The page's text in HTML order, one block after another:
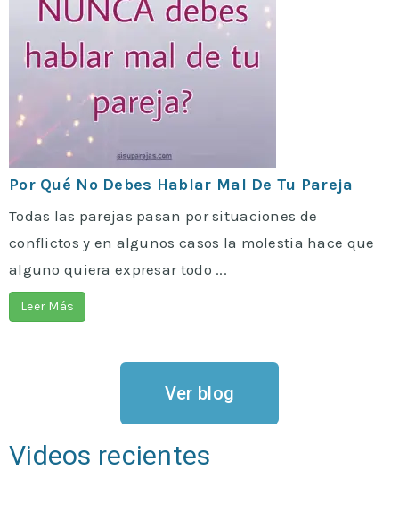
Por Qué No Debes Hablar Mal De Tu Pareja
Todas las parejas pasan por situaciones de
conflictos y en algunos casos la molestia hace que
alguno quiera expresar todo ...
Leer Más
Ver blog
Videos recientes